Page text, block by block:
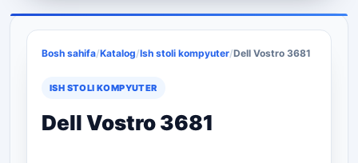
Bosh sahifa/Katalog/Ish stoli kompyuter/Dell Vostro 3681
ISH STOLI KOMPYUTER
Dell Vostro 3681